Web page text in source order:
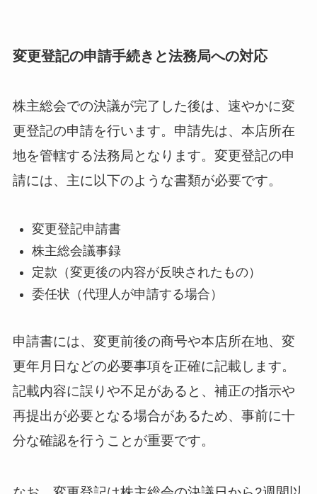
変更登記の申請手続きと法務局への対応
株主総会での決議が完了した後は、速やかに変
更登記の申請を行います。申請先は、本店所在
地を管轄する法務局となります。変更登記の申
請には、主に以下のような書類が必要です。
変更登記申請書
株主総会議事録
定款（変更後の内容が反映されたもの）
委任状（代理人が申請する場合）
申請書には、変更前後の商号や本店所在地、変
更年月日などの必要事項を正確に記載します。
記載内容に誤りや不足があると、補正の指示や
再提出が必要となる場合があるため、事前に十
分な確認を行うことが重要です。